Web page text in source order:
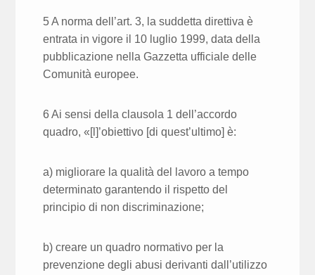
5 A norma dell’art. 3, la suddetta direttiva è
entrata in vigore il 10 luglio 1999, data della
pubblicazione nella Gazzetta ufficiale delle
Comunità europee.
6 Ai sensi della clausola 1 dell’accordo
quadro, «[l]’obiettivo [di quest’ultimo] è:
a) migliorare la qualità del lavoro a tempo
determinato garantendo il rispetto del
principio di non discriminazione;
b) creare un quadro normativo per la
prevenzione degli abusi derivanti dall’utilizzo